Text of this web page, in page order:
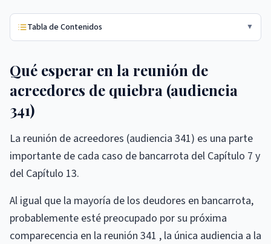
Tabla de Contenidos ▼
Qué esperar en la reunión de
acreedores de quiebra (audiencia
341)
La reunión de acreedores (audiencia 341) es una parte
importante de cada caso de bancarrota del Capítulo 7 y
del Capítulo 13.
Al igual que la mayoría de los deudores en bancarrota,
probablemente esté preocupado por su próxima
comparecencia en la reunión 341 , la única audiencia a la